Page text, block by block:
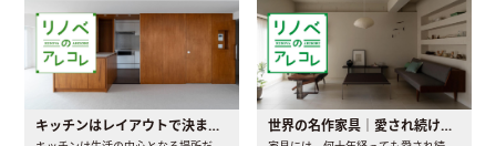
キッチンはレイアウトで決まる。後悔しないための考え方と選び方 世界の名作家具｜愛され続ける理由と一生モノとの出会い方